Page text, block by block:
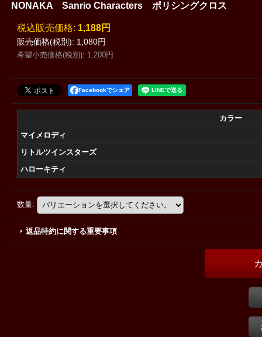
NONAKA Sanrio Characters ポリシングクロス
販売価格(税別): 1,080円
税込 : 1,188円
希望小売価格(税別): 1,200円
Facebookでシェア
カラー
マイメロディ
リトルツインスターズ
ハローキティ
数量:
返品特約に関する重要事項